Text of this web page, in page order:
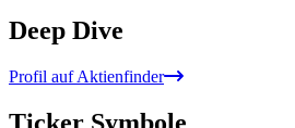
Deep Dive
Profil auf Aktienfinder
Ticker Symbole